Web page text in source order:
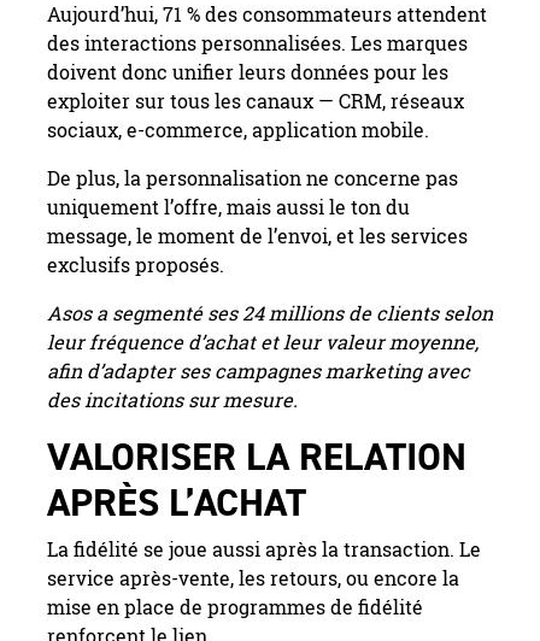
Aujourd’hui, 71 % des consommateurs attendent
des interactions personnalisées. Les marques
doivent donc unifier leurs données pour les
exploiter sur tous les canaux — CRM, réseaux
sociaux, e-commerce, application mobile.
De plus, la personnalisation ne concerne pas
uniquement l’offre, mais aussi le ton du
message, le moment de l’envoi, et les services
exclusifs proposés.
Asos a segmenté ses 24 millions de clients selon
leur fréquence d’achat et leur valeur moyenne,
afin d’adapter ses campagnes marketing avec
des incitations sur mesure.
VALORISER LA RELATION
APRÈS L’ACHAT
La fidélité se joue aussi après la transaction. Le
service après-vente, les retours, ou encore la
mise en place de programmes de fidélité